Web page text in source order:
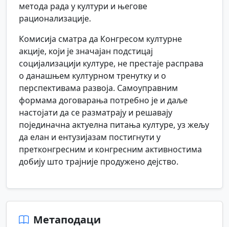
метода рада у култури и његове
рационализације.
Комисија сматра да Конгресом културне
акције, који је значајан подстицај
социјализацији културе, не престаје расправа
о данашњем културном тренутку и о
перспективама развоја. Самоуправним
формама договарања потребно је и даље
настојати да се разматрају и решавају
појединачна актуелна питања културе, уз жељу
да елан и ентузијазам постигнути у
претконгресним и конгресним активностима
добију што трајније продужено дејство.
Метаподаци